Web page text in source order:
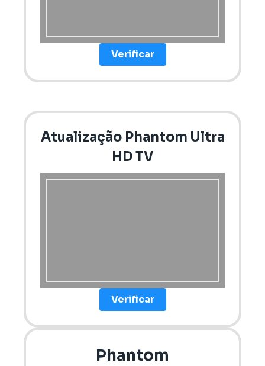
Verificar
Atualização Phantom Ultra
HD TV
Verificar
Phantom